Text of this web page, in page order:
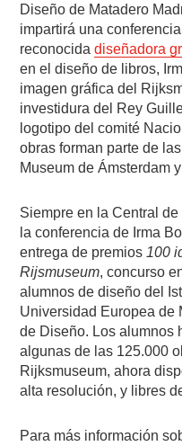
Diseño de Matadero
impartirá una
reconocidadiseñadora
en el diseño de libros,
imagen gráfica del
investidura del Rey
logotipo del comité
obras forman parte de
Museum de Ámsterdam
Siempre en la Central
la conferencia de Irma
entrega de premios 100
Rijsmuseum, concurso
alumnos de diseño del
Universidad Europea de
de Diseño. Los alumnos
algunas de las 125.000
Rijksmuseum, ahora
alta resolución, y libres
Para más información